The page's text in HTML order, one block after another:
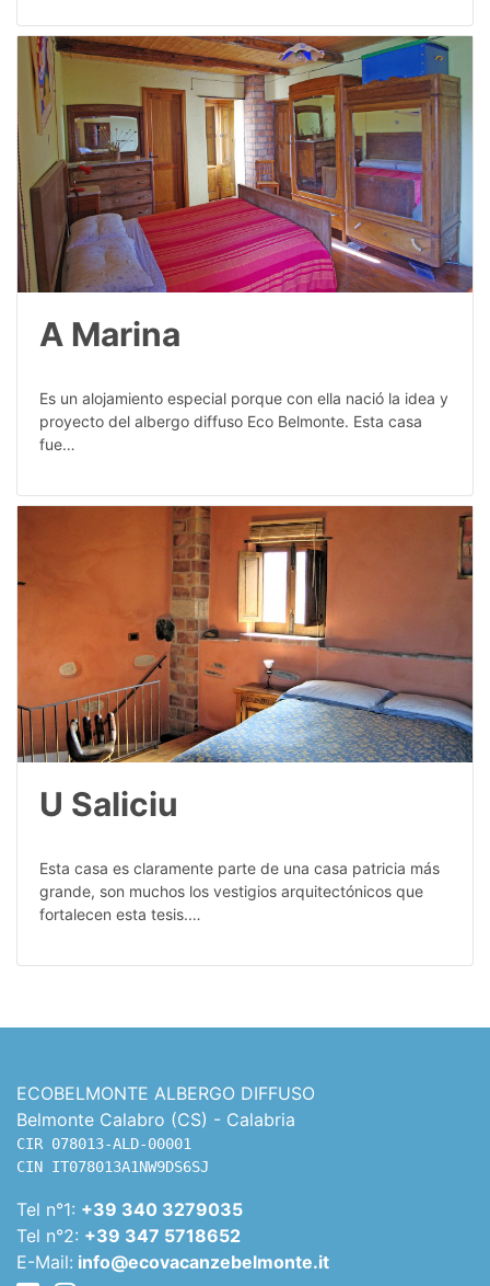
A Marina
Es un alojamiento especial porque con ella nació la idea y
proyecto del albergo diffuso Eco Belmonte. Esta casa
fue…
U Saliciu
Esta casa es claramente parte de una casa patricia más
grande, son muchos los vestigios arquitectónicos que
fortalecen esta tesis.…
ECOBELMONTE ALBERGO DIFFUSO
Belmonte Calabro (CS) - Calabria
CIR 078013-ALD-00001
CIN IT078013A1NW9DS6SJ
Tel n°1: +39 340 3279035
Tel n°2: +39 347 5718652
E-Mail: info@ecovacanzebelmonte.it